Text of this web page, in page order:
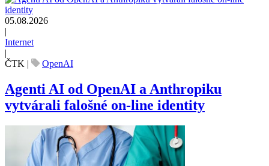
05.08.2026
|
Internet
|
ČTK | OpenAI
Agenti AI od OpenAI a Anthropiku
vytvárali falošné on-line identity